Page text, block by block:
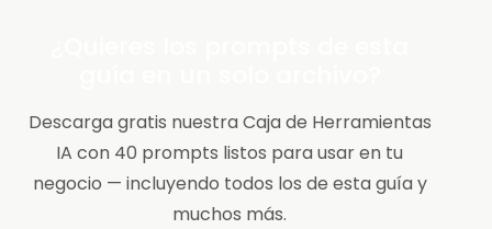
Descarga gratis nuestra Caja de Herramientas
IA con 40 prompts listos para usar en tu
negocio — incluyendo todos los de esta guía y
muchos más.